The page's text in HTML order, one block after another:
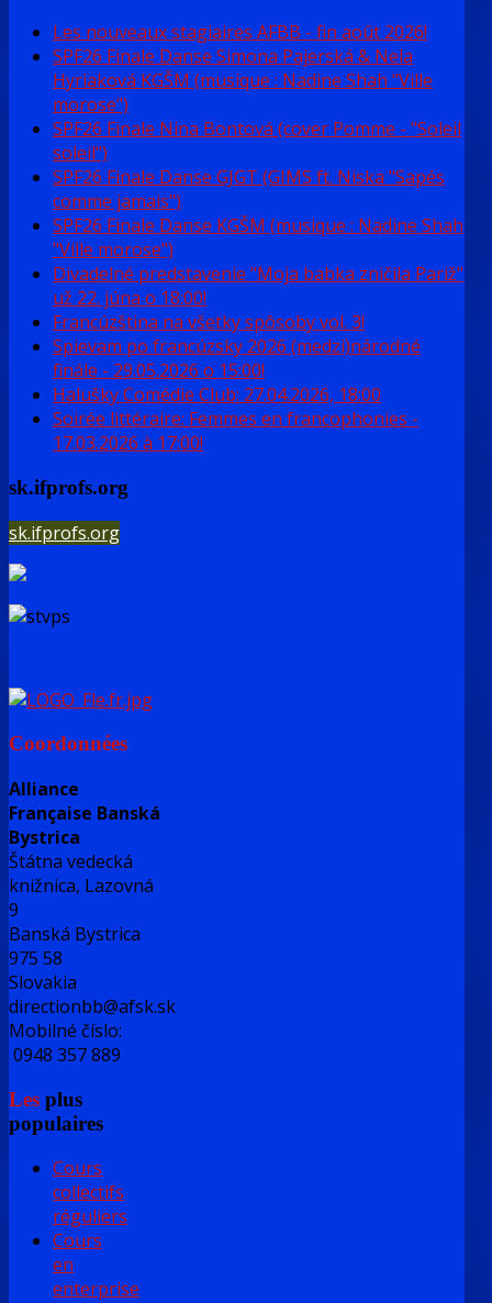
Les nouveaux stagiaires AFBB - fin août 2026!
SPF26 Finale Danse Simona Pajerská & Nela
Hyriaková KGŠM (musique : Nadine Shah "Ville
morose")
SPF26 Finale Nina Bontová (cover Pomme - "Soleil
soleil")
SPF26 Finale Danse GJGT (GIMS ft. Niska "Sapés
comme jamais")
SPF26 Finale Danse KGŠM (musique : Nadine Shah
"Ville morose")
Divadelné predstavenie "Moja babka zničila Pariž"
už 22. júna o 18:00!
Francúzština na všetky spôsoby vol. 3!
Spievam po francúzsky 2026 (medzi)národné
finále - 29.05.2026 o 15:00!
Halušky Comédie Club: 27.04.2026, 18:00
Soirée littéraire: Femmes en francophonies -
17.03.2026 à 17:00!
sk.ifprofs.org
sk.ifprofs.org
Coordonnées
Alliance
Française Banská
Bystrica
Štátna vedecká
knižnica, Lazovná
9
Banská Bystrica
975 58
Slovakia
directionbb@afsk.sk
Mobilné číslo:
0948 357 889
Les plus
populaires
Cours
collectifs
réguliers
Cours
en
enterprise